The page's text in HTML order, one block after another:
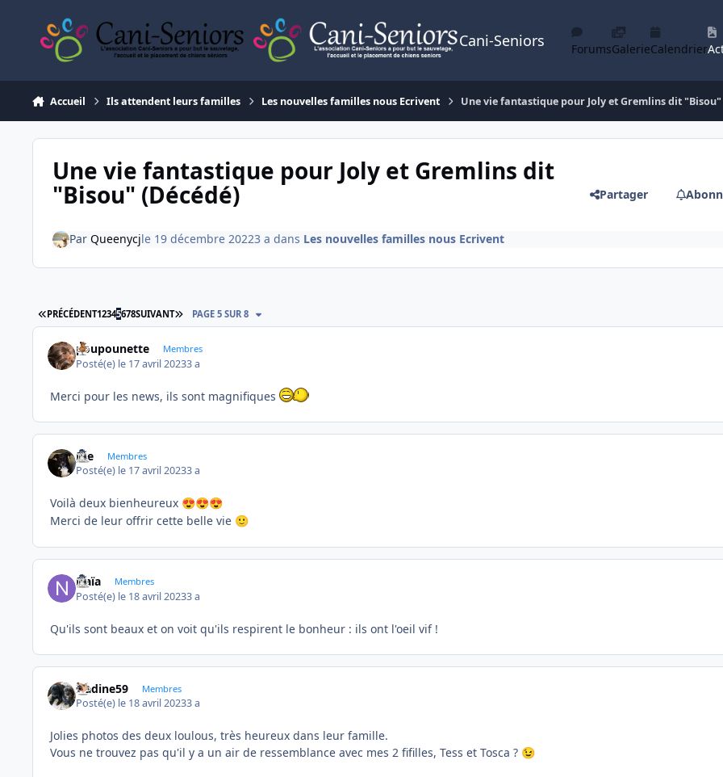
Cani-Seniors ForumsGalerieCalendrier
Accueil Ils attendent leurs familles Les nouvelles familles nous Ecrivent Une vie fantastique pour Joly et Gremlins dit "Bisou"
Une vie fantastique pour Joly et Gremlins dit
"Bisou" (Décédé) Partager
Par Queenycjle 19 décembre 20223 a dans Les nouvelles familles nous Ecrivent
PREMIÈRE PAGE
PRÉCÉDENT12345678SUIVANT DERNIÈRE PAGE
PAGE 5 SUR 8
poupounette Membres
Posté(e) le 17 avril 20233 a
Merci pour les news, ils sont magnifiques
Joe Membres
Posté(e) le 17 avril 20233 a
Voilà deux bienheureux 😍😍😍
Merci de leur offrir cette belle vie 🙂
Naïa Membres
Posté(e) le 18 avril 20233 a
Qu'ils sont beaux et on voit qu'ils respirent le bonheur : ils ont l'oeil vif !
Nadine59 Membres
Posté(e) le 18 avril 20233 a
Jolies photos des deux loulous, très heureux dans leur famille.
Vous ne trouvez pas qu'il y a un air de ressemblance avec mes 2 fifilles, Tess et Tosca ? 😉